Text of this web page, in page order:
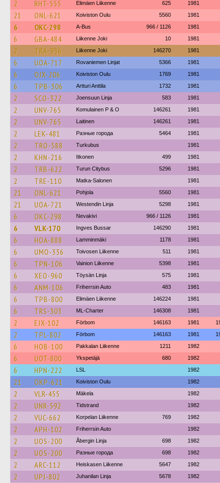
2 RHT-555 Elimäen Liikenne 625 1981
21 ONL-621 Koiviston Oulu 5560 1981
6 OKC-298 A-Bus 966 / 1126 1981
6 GBA-484 Liikenne Joki 10 1981
2 TRA-936 Liikenne Joki 146270 1981
6 UOA-717 Rovaniemen Linjat 5366 1981
6 OJX-206 Koiviston Oulu 1769 1981
6 TPB-306 Artturi Anttila 1732 1981
2 SCO-322 Joensuun Linja 583 1981
2 UNV-765 Komulainen P & O 146261 1981
2 UNV-765 Laitinen 146261 1981
2 LEK-481 Разные города 5464 1981
2 TRO-588 Turkubus 1981
2 KHN-216 Itkonen 499 1981
2 TRB-622 Turun Citybus 5296 1981
2 TRE-110 Matka-Salonen 1981
21 ONL-621 Pohjola 5560 1981
21 UOA-721 Westendin Linja 5298 1981
6 OKC-298 Nevakivi 966 / 1126 1981
6 VLK-170 Ingves Bussar 146290 1981
6 HOA-888 Lamminmäki 1178 1981
6 UMO-336 Toivosen Liikenne 511 1981
6 TPN-106 Vainion Liikenne 5398 1981
6 XEO-960 Töysän Linja 575 1981
6 ANM-106 Friherrsin Auto 483 1981
6 TPB-800 Elimäen Liikenne 146224 1981
6 TRS-303 ML-Charter 146308 1981
2 EJX-102 Förbom 146163 1981
2 TPL-802 Förbom 146163 1981
6 HOB-100 Pakkalan Liikenne 1211 1982
6 UOT-800 Ykspetäjä 680 1982
6 HPN-222 LSL 1982
21 OKP-621 Koiviston Oulu 1982
2 VLR-455 Mäkela 1982
2 UNR-592 Tidstrand 1982
2 VUC-662 Korpelan Liikenne 769 1982
2 APH-102 Friherrsin Auto 1982
2 UOS-200 Åbergin Linja 698 1982
2 UOS-200 Разные города 698 1982
2 ARC-112 Heiskasen Liikenne 5647 1982
2 UPJ-802 Juhanilan Linja 5678 1982